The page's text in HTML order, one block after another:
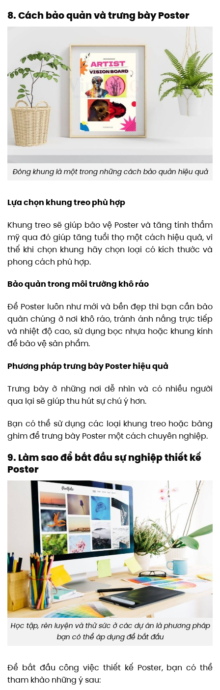
8. Cách bảo quản và trưng bày Poster
Đóng khung là một trong những cách bảo quản hiệu quả
Lựa chọn khung treo phù hợp
Khung treo sẽ giúp bảo vệ Poster và tăng tính thẩm
mỹ qua đó giúp tăng tuổi thọ một cách hiệu quả, vì
thế khi chọn khung hãy chọn loại có kích thước và
phong cách phù hợp.
Bảo quản trong môi trường khô ráo
Để Poster luôn như mới và bền đẹp thì bạn cần bảo
quản chúng ở nơi khô ráo, tránh ánh nắng trực tiếp
và nhiệt độ cao, sử dụng bọc nhựa hoặc khung kính
để bảo vệ sản phẩm.
Phương pháp trưng bày Poster hiệu quả
Trưng bày ở những nơi dễ nhìn và có nhiều người
qua lại sẽ giúp thu hút sự chú ý hơn.
Bạn có thể sử dụng các loại khung treo hoặc bảng
ghim để trưng bày Poster một cách chuyên nghiệp.
9. Làm sao để bắt đầu sự nghiệp thiết kế
Poster
Học tập, rèn luyện và thử sức ở các dự án là phương pháp
bạn có thể áp dụng để bắt đầu
Để bắt đầu công việc thiết kế Poster, bạn có thể
tham khảo những ý sau: